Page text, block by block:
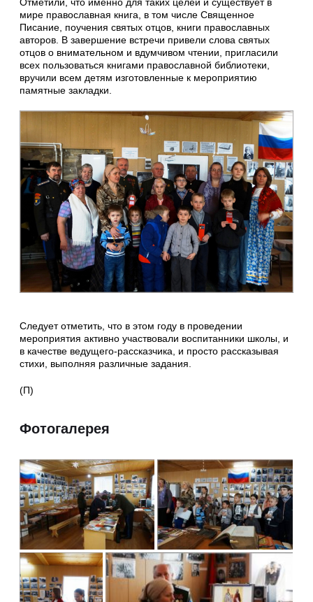
мире православная книга, в том числе Священное
Писание, поучения святых отцов, книги православных
авторов. В завершение встречи привели слова святых
отцов о внимательном и вдумчивом чтении, пригласили
всех пользоваться книгами православной библиотеки,
вручили всем детям изготовленные к мероприятию
памятные закладки.
Следует отметить, что в этом году в проведении
мероприятия активно участвовали воспитанники школы, и
в качестве ведущего-рассказчика, и просто рассказывая
стихи, выполняя различные задания.
(П)
Фотогалерея